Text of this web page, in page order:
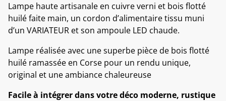
Lampe haute artisanale en cuivre verni et bois flotté
huilé faite main, un cordon d’alimentaire tissu muni
d’un VARIATEUR et son ampoule LED chaude.
Lampe réalisée avec une superbe pièce de bois flotté
huilé ramassée en Corse pour un rendu unique,
original et une ambiance chaleureuse
Facile à intégrer dans votre déco moderne, rustique